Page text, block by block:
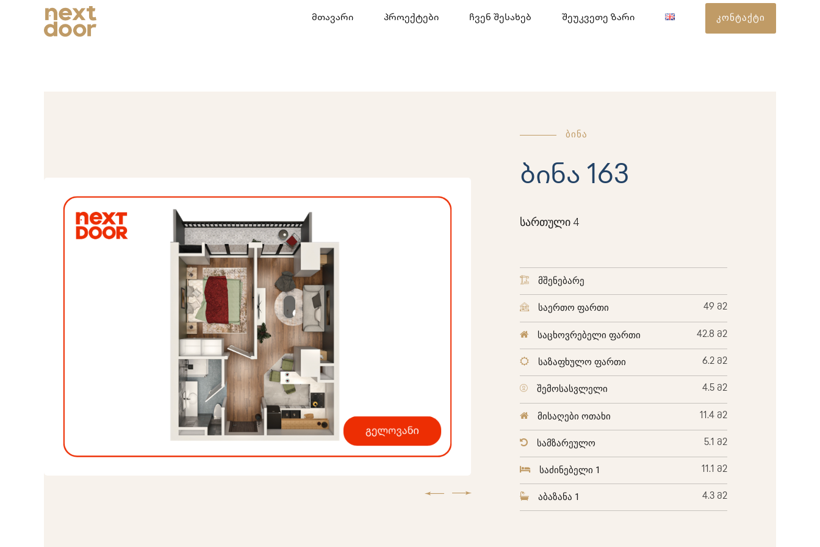
კონტაქტი
მთავარი პროექტები ჩვენ შესახებ შეუკვეთე ზარი
ბინა
ბინა 163
სართული 4
მშენებარე
საერთო ფართი 49 მ2
საცხოვრებელი ფართი 42.8 მ2
საზაფხულო ფართი 6.2 მ2
შემოსასვლელი 4.5 მ2
მისაღები ოთახი 11.4 მ2
სამზარეულო 5.1 მ2
საძინებელი 1 11.1 მ2
აბაზანა 1 4.3 მ2